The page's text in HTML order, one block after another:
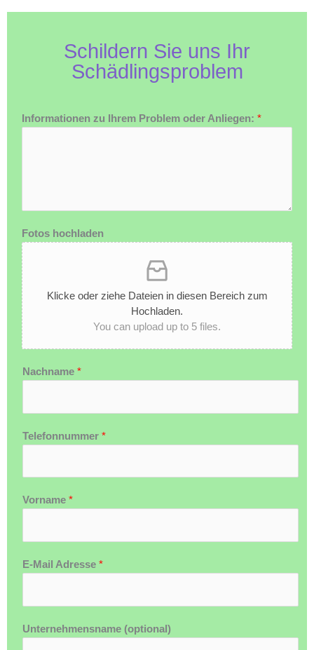
Schildern Sie uns Ihr
Schädlingsproblem
Informationen zu Ihrem Problem oder Anliegen: *
Fotos hochladen
Klicke oder ziehe Dateien in diesen Bereich zum
Hochladen.
You can upload up to 5 files.
Nachname *
Telefonnummer *
Vorname *
E-Mail Adresse *
Unternehmensname (optional)